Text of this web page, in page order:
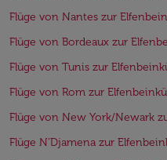
Flüge von Nantes zur
Flüge von Bordeaux zur
Flüge von Tunis zur
Flüge von Rom zur
Flüge von New York/Newark
Flüge N’Djamena zur